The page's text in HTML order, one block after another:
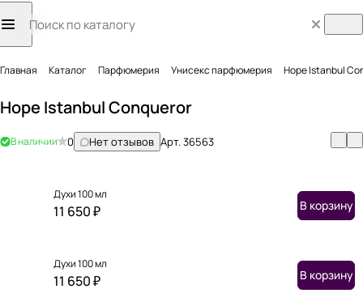
Главная Каталог Парфюмерия Унисекс парфюмерия Hope Istanbul
Hope Istanbul Сonqueror
В наличии 0 Нет отзывов Арт.36563
Духи 100 мл
11 650 ₽ В корзину
Духи 100 мл
11 650 ₽ В корзину